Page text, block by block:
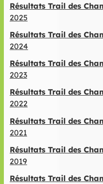
Résultats Trail des
2025
Résultats Trail des
2024
Résultats Trail des
2023
Résultats Trail des
2022
Résultats Trail des
2021
Résultats Trail des
2019
Résultats Trail des